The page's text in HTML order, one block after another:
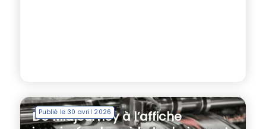
Publié le 30 avril 2026
De Midjourney à l’affiche